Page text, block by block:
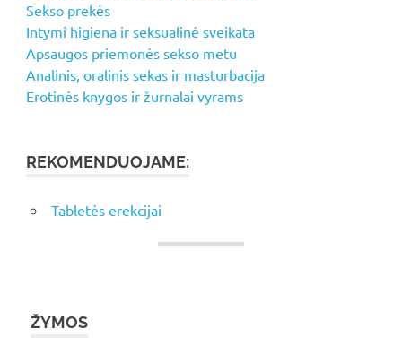
Sekso prekės
Intymi higiena ir seksualinė sveikata
Apsaugos priemonės sekso metu
Analinis, oralinis sekas ir masturbacija
Erotinės knygos ir žurnalai vyrams
REKOMENDUOJAME:
Tabletės erekcijai
ŽYMOS